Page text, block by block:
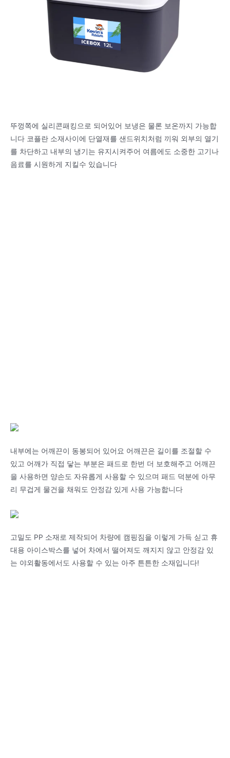
뚜껑쪽에 실리콘패킹으로 되어있어 보냉은 물론 보온까지 가능합
니다 코플란 소재사이에 단열재를 샌드위치처럼 끼워 외부의 열기
를 차단하고 내부의 냉기는 유지시켜주어 여름에도 소중한 고기나
음료를 시원하게 지킬수 있습니다
내부에는 어깨끈이 동봉되어 있어요 어깨끈은 길이를 조절할 수
있고 어깨가 직접 닿는 부분은 패드로 한번 더 보호해주고 어깨끈
을 사용하면 양손도 자유롭게 사용할 수 있으며 패드 덕분에 아무
리 무겁게 물건을 채워도 안정감 있게 사용 가능합니다
고밀도 PP 소재로 제작되어 차량에 캠핑짐을 이렇게 가득 싣고 휴
대용 아이스박스를 넣어 차에서 떨어져도 깨지지 않고 안정감 있
는 야외활동에서도 사용할 수 있는 아주 튼튼한 소재입니다!